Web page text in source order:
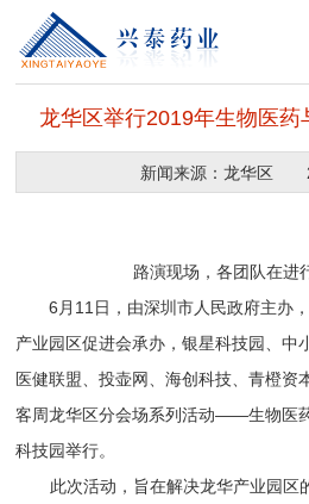
龙华区举行2019年生物医药
新闻来源：龙华区
路演现场，各团队在进
6月11日，由深圳市人民政府主办，
产业园区促进会承办，银星科技园、中
医健联盟、投壶网、海创科技、青橙资
客周龙华区分会场系列活动——生物医
科技园举行。
此次活动，旨在解决龙华产业园区的